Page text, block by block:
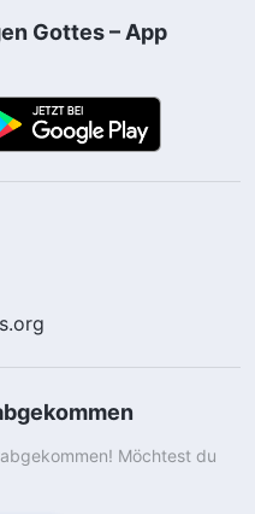
Gottes – App
Möchtest du